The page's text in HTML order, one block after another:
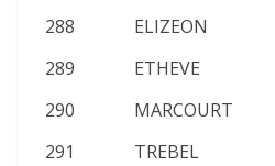
288 ELIZEON
289
ETHEVE
290
MARCOURT
291
TREBEL